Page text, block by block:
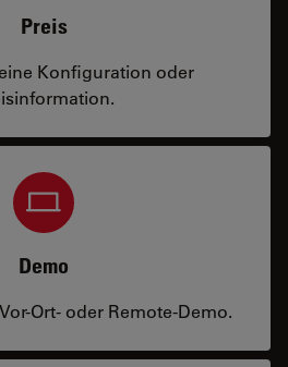
Preis
Konfiguration oder
Demo
Ort- oder Remote-Demo.